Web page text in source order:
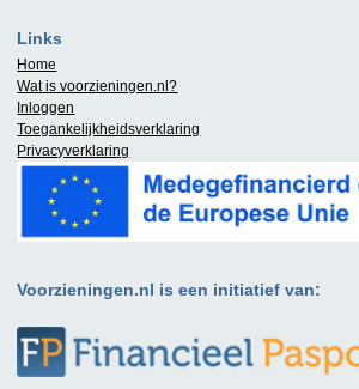
Links
Home
Wat is voorzieningen.nl?
Inloggen
Toegankelijkheidsverklaring
Privacyverklaring
Voorzieningen.nl is een initiatief van: